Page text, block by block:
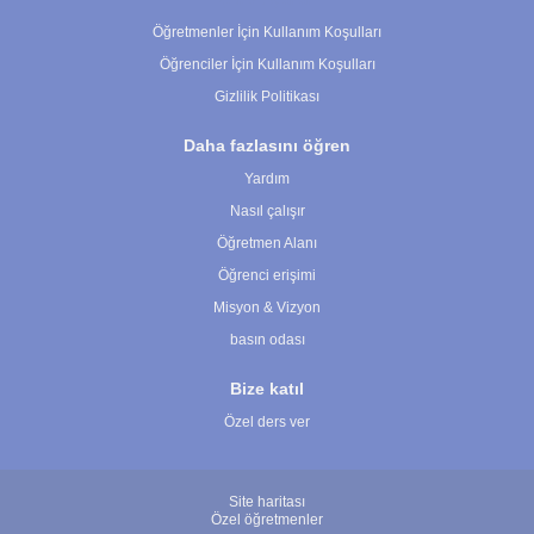
Öğretmenler İçin Kullanım Koşulları
Öğrenciler İçin Kullanım Koşulları
Gizlilik Politikası
Daha fazlasını öğren
Yardım
Nasıl çalışır
Öğretmen Alanı
Öğrenci erişimi
Misyon & Vizyon
basın odası
Bize katıl
Özel ders ver
Site haritası
Özel öğretmenler